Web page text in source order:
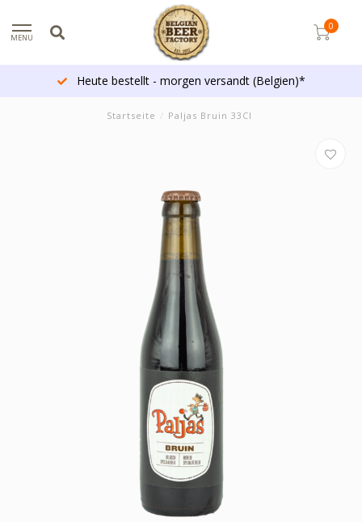
MENU
0
Heute bestellt - morgen versandt (Belgien)*
Startseite / Paljas Bruin 33Cl